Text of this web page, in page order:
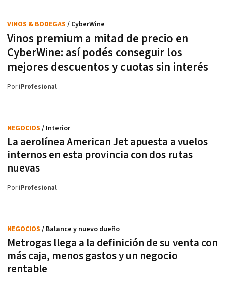
Vinos premium a mitad de precio en
CyberWine: así podés conseguir los
mejores descuentos y cuotas sin interés
VINOS & BODEGAS / CyberWine
PoriProfesional
La aerolínea American Jet apuesta a vuelos
internos en esta provincia con dos rutas
nuevas
NEGOCIOS / Interior
PoriProfesional
Metrogas llega a la definición de su venta con
más caja, menos gastos y un negocio
rentable
NEGOCIOS / Balance y nuevo dueño